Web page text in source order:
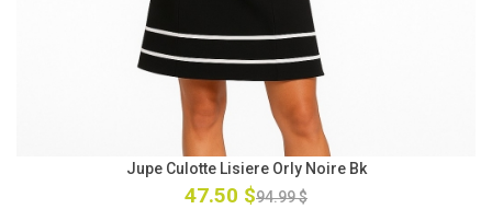
Jupe Culotte Lisiere Orly Noire Bk
47.50 $94.99 $